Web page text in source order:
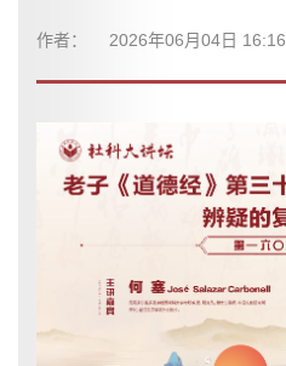
作者： 2026年06月04日 16:16